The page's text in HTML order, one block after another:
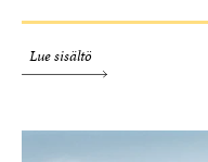
Lue sisältö